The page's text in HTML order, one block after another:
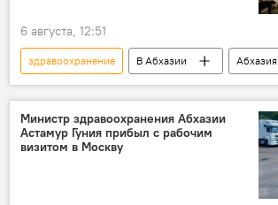
6 августа, 12:51
здравоохранение В Абхазии
Абхазия
Новости
медицина
Министр здравоохранения Абхазии
Астамур Гуния прибыл с рабочим
визитом в Москву